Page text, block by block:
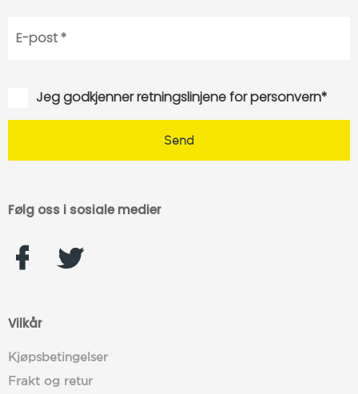
Jeg godkjenner retningslinjene for personvern*
Følg oss i sosiale medier
Vilkår
Kjøpsbetingelser
Frakt og retur